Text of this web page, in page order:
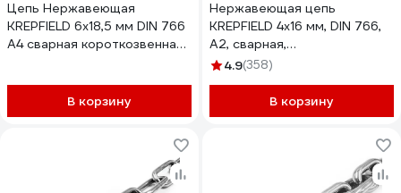
Цепь Нержавеющая
KREPFIELD 6х18,5 мм DIN 766
А4 сварная короткозвенная
В корзину
Нержавеющая цепь
KREPFIELD 4x16 мм, DIN 766,
А2, сварная,
короткозвенная, 1 м
4.9(358)
В корзину